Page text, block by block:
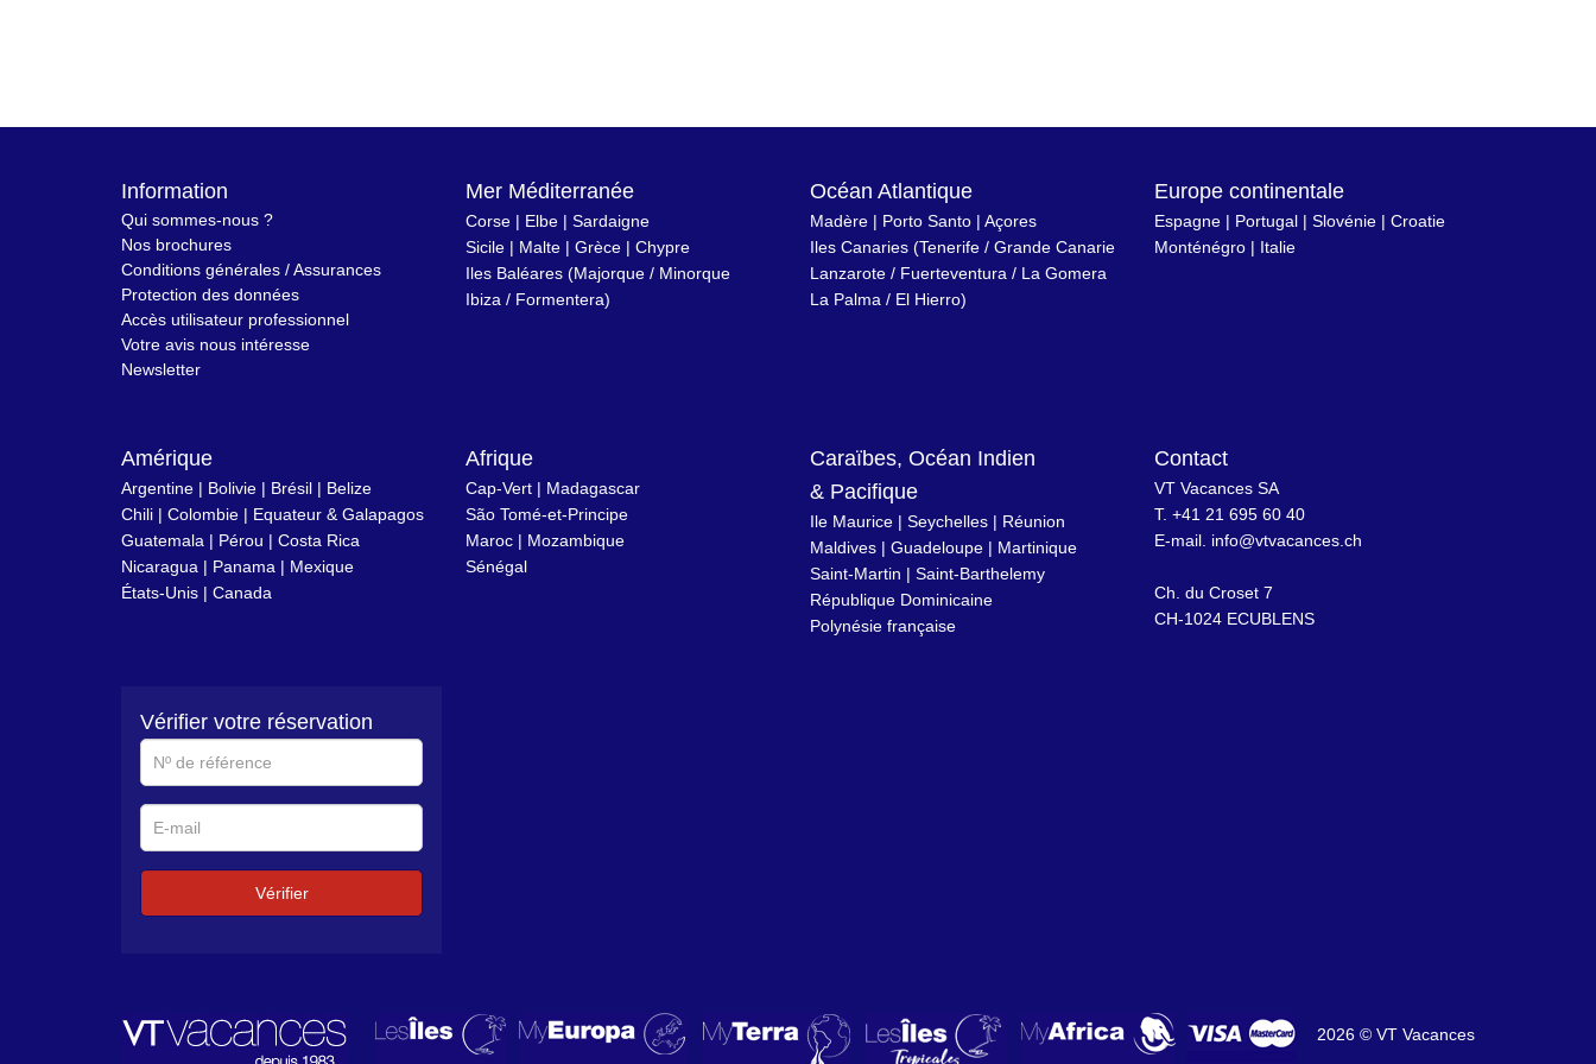
Information
Qui sommes-nous ?
Nos brochures
Conditions générales / Assurances
Protection des données
Accès utilisateur professionnel
Votre avis nous intéresse
Newsletter
Mer Méditerranée
Corse | Elbe | Sardaigne
Sicile | Malte | Grèce | Chypre
Iles Baléares (Majorque / Minorque
Ibiza / Formentera)
Océan Atlantique
Madère | Porto Santo | Açores
Iles Canaries (Tenerife / Grande Canarie
Lanzarote / Fuerteventura / La Gomera
La Palma / El Hierro)
Europe continentale
Espagne | Portugal | Slovénie | Croatie
Monténégro | Italie
Amérique
Argentine | Bolivie | Brésil | Belize
Chili | Colombie | Equateur & Galapagos
Guatemala | Pérou | Costa Rica
Nicaragua | Panama | Mexique
États-Unis | Canada
Afrique
Cap-Vert | Madagascar
São Tomé-et-Principe
Maroc | Mozambique
Sénégal
Caraïbes, Océan Indien
& Pacifique
Ile Maurice | Seychelles | Réunion
Maldives | Guadeloupe | Martinique
Saint-Martin | Saint-Barthelemy
République Dominicaine
Polynésie française
Contact
VT Vacances SA
T. +41 21 695 60 40
E-mail. info@vtvacances.ch
Ch. du Croset 7
CH-1024 ECUBLENS
Vérifier votre réservation
N°
de
E-
mail
Vérifier
2026 © VT Vacances